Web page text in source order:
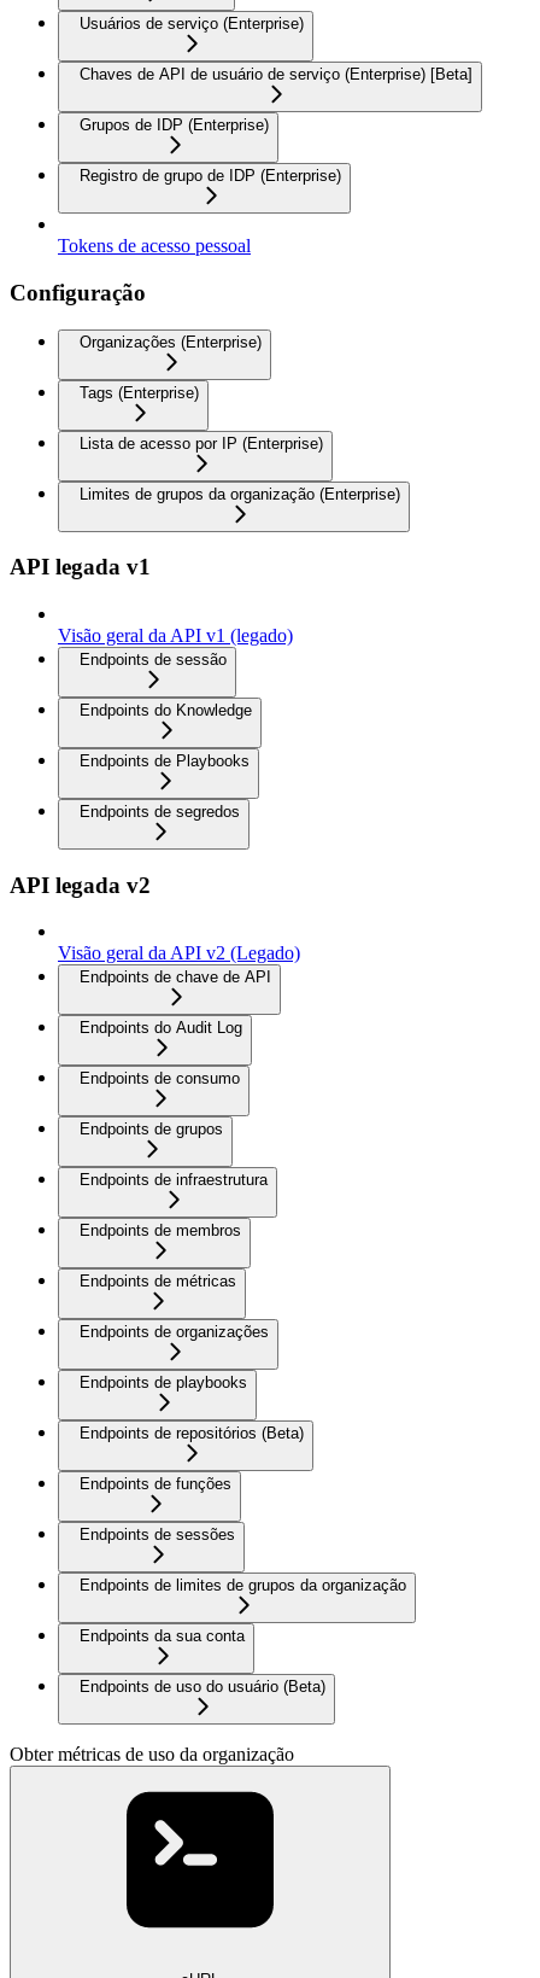
Usuários de serviço (Enterprise)
Chaves de API de usuário de serviço (Enterprise) [Beta]
Grupos de IDP (Enterprise)
Registro de grupo de IDP (Enterprise)
Tokens de acesso pessoal
Configuração
Organizações (Enterprise)
Tags (Enterprise)
Lista de acesso por IP (Enterprise)
Limites de grupos da organização (Enterprise)
API legada v1
Visão geral da API v1 (legado)
Endpoints de sessão
Endpoints do Knowledge
Endpoints de Playbooks
Endpoints de segredos
API legada v2
Visão geral da API v2 (Legado)
Endpoints de chave de API
Endpoints do Audit Log
Endpoints de consumo
Endpoints de grupos
Endpoints de infraestrutura
Endpoints de membros
Endpoints de métricas
Endpoints de organizações
Endpoints de playbooks
Endpoints de repositórios (Beta)
Endpoints de funções
Endpoints de sessões
Endpoints de limites de grupos da organização
Endpoints da sua conta
Endpoints de uso do usuário (Beta)
Obter métricas de uso da organização